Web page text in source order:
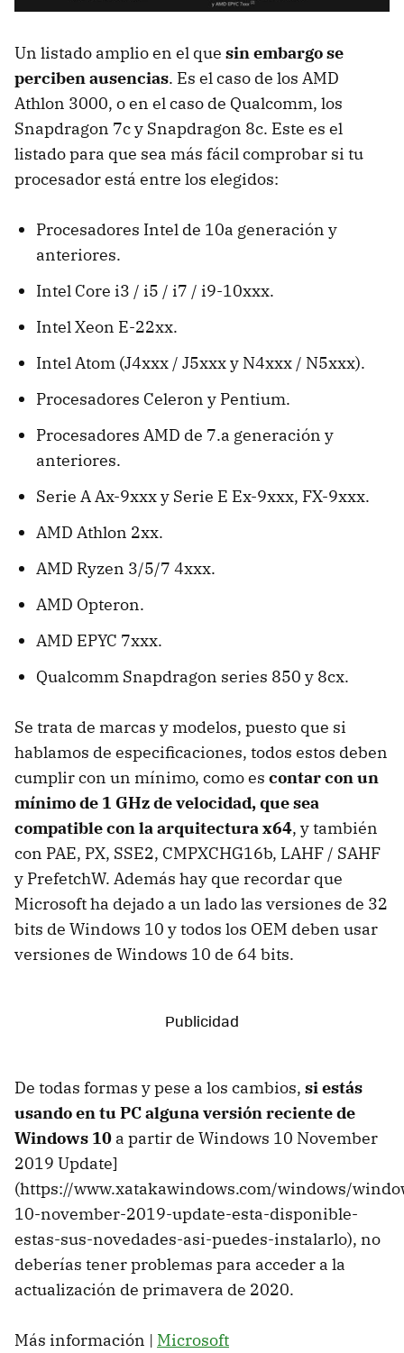
Un listado amplio en el que sin embargo se
perciben ausencias. Es el caso de los AMD
Athlon 3000, o en el caso de Qualcomm, los
Snapdragon 7c y Snapdragon 8c. Este es el
listado para que sea más fácil comprobar si tu
procesador está entre los elegidos:
Procesadores Intel de 10a generación y
anteriores.
Intel Core i3 / i5 / i7 / i9-10xxx.
Intel Xeon E-22xx.
Intel Atom (J4xxx / J5xxx y N4xxx / N5xxx).
Procesadores Celeron y Pentium.
Procesadores AMD de 7.a generación y
anteriores.
Serie A Ax-9xxx y Serie E Ex-9xxx, FX-9xxx.
AMD Athlon 2xx.
AMD Ryzen 3/5/7 4xxx.
AMD Opteron.
AMD EPYC 7xxx.
Qualcomm Snapdragon series 850 y 8cx.
Se trata de marcas y modelos, puesto que si
hablamos de especificaciones, todos estos deben
cumplir con un mínimo, como es contar con un
mínimo de 1 GHz de velocidad, que sea
compatible con la arquitectura x64, y también
con PAE, PX, SSE2, CMPXCHG16b, LAHF / SAHF
y PrefetchW. Además hay que recordar que
Microsoft ha dejado a un lado las versiones de 32
bits de Windows 10 y todos los OEM deben usar
versiones de Windows 10 de 64 bits.
De todas formas y pese a los cambios, si estás
usando en tu PC alguna versión reciente de
Windows 10 a partir de Windows 10 November
2019 Update]
(https://www.xatakawindows.com/windows/
10-november-2019-update-esta-disponible-
estas-sus-novedades-asi-puedes-instalarlo), no
deberías tener problemas para acceder a la
actualización de primavera de 2020.
Más información | Microsoft